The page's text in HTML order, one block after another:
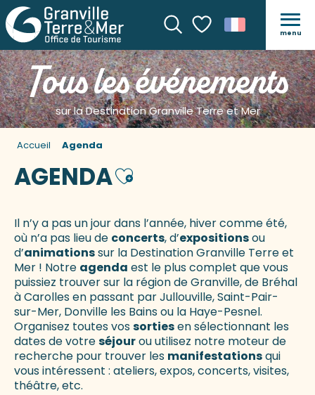
Recherche
Voir les favoris
menu
Tous les événements
sur la Destination Granville Terre et Mer
Accueil Agenda
AGENDAAjouter aux favoris
Il n’y a pas un jour dans l’année, hiver comme été,
où n’a pas lieu de concerts, d’expositionsou
d’animationssur la Destination Granville Terre et
Mer ! Notre agenda est le plus complet que vous
puissiez trouver sur la région de Granville, de Bréhal
à Carolles en passant par Jullouville, Saint-Pair-
sur-Mer, Donville les Bains ou la Haye-Pesnel.
Organisez toutes vossortiesen sélectionnant les
dates de votreséjourou utilisez notre moteur de
recherche pour trouver les manifestationsqui
vous intéressent : ateliers, expos, concerts, visites,
théâtre, etc.